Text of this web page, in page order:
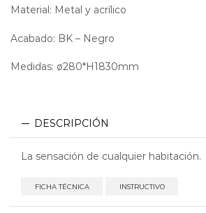
Material: Metal y acrílico
Acabado: BK – Negro
Medidas: ø280*H1830mm
DESCRIPCIÓN
La sensación de cualquier habitación.
FICHA TÉCNICA INSTRUCTIVO